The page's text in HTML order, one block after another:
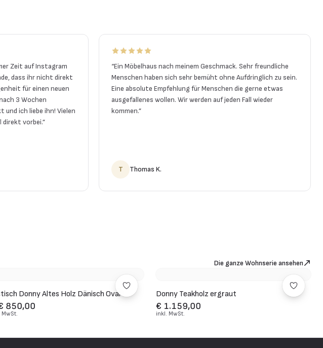
Zeit auf Instagram
dass ihr nicht direkt
für einen neuen
3 Wochen
und ich liebe ihn! Vielen
direkt vorbei.”
“Ein Möbelhaus nach meinem Geschmack. Sehr freundliche
Menschen haben sich sehr bemüht ohne Aufdringlich zu sein.
Eine absolute Empfehlung für Menschen die gerne etwas
ausgefallenes wollen. Wir werden auf jeden Fall wieder
kommen.”
T Thomas K.
Die ganze Wohnserie ansehen
Donny Altes Holz Dänisch Oval
850,00
Donny Teakholz ergraut
€ 1.159,00
inkl. MwSt.